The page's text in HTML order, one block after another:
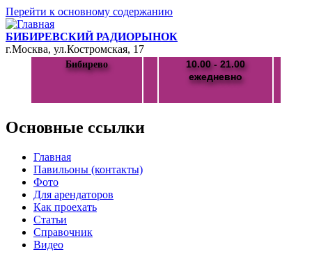
Перейти к основному содержанию
БИБИРЕВСКИЙ РАДИОРЫНОК
г.Москва, ул.Костромская, 17
Бибирево
10.00 - 21.00
ежедневно
Основные ссылки
Главная
Павильоны (контакты)
Фото
Для арендаторов
Как проехать
Статьи
Справочник
Видео